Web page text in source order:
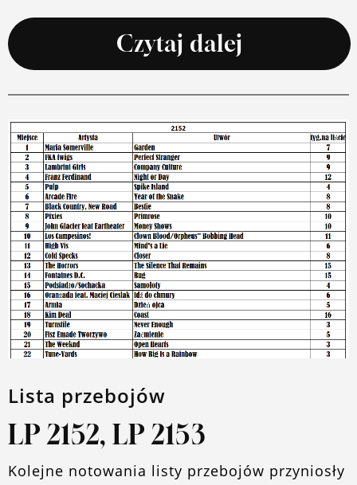
Czytaj dalej
Lista przebojów
LP 2152, LP 2153
Kolejne notowania listy przebojów przyniosły